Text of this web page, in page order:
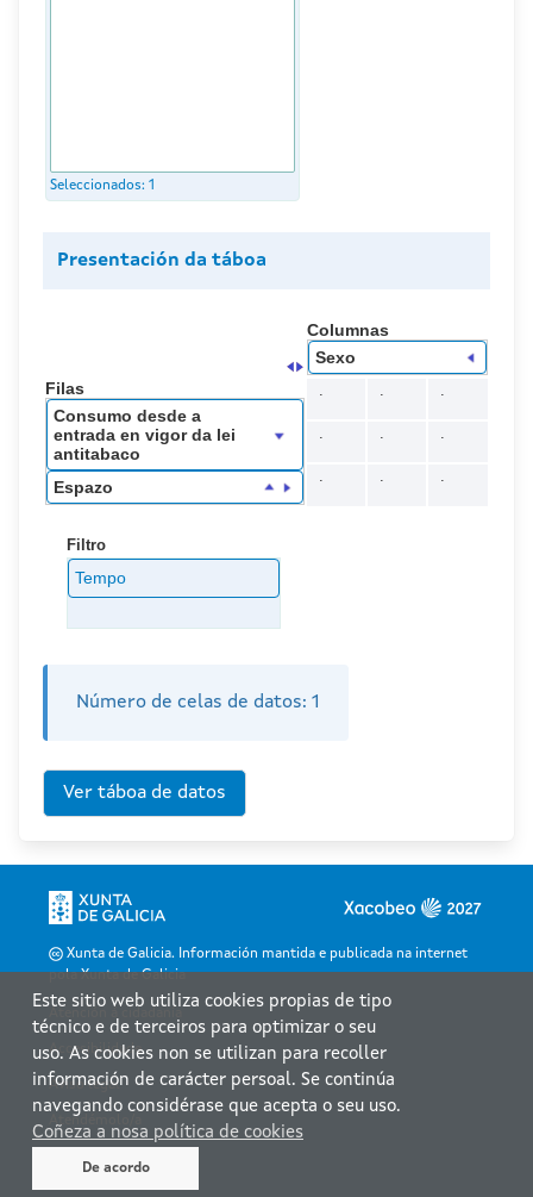
Seleccionados: 1
Presentación da táboa
Columnas
Sexo
Filas
Consumo desde a
entrada en vigor da lei
antitabaco
Espazo
Filtro
Tempo
Número de celas de datos: 1
Xunta de Galicia. Información mantida e publicada na internet
pola Xunta de Galicia
Accesibilidade
Aviso legal
Atendémolo/a
Este sitio web utiliza cookies propias de tipo
técnico e de terceiros para optimizar o seu
uso. As cookies non se utilizan para recoller
información de carácter persoal. Se continúa
navegando considérase que acepta o seu uso.
Coñeza a nosa política de cookies
De acordo